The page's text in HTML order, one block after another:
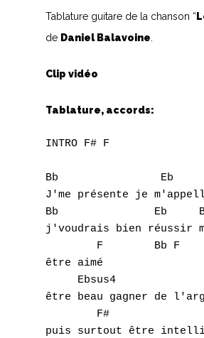
Tablature guitare de la chanson “
de Daniel Balavoine
Clip vidéo
Tablature, accords:
INTRO F# F
Bb		  Eb      Bb
J'me présente je
Bb		 Eb     Bb
j'voudrais bien réussir
être aimé
     Ebsus4
être beau gagner de
puis surtout être